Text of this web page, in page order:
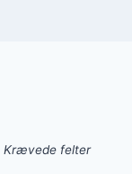
Krævede felter